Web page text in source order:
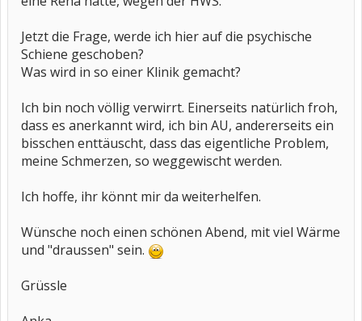
Jetzt die Frage, werde ich hier auf die psychische
Schiene geschoben?
Was wird in so einer Klinik gemacht?
Ich bin noch völlig verwirrt. Einerseits natürlich froh,
dass es anerkannt wird, ich bin AU, andererseits ein
bisschen enttäuscht, dass das eigentliche Problem,
meine Schmerzen, so weggewischt werden.
Ich hoffe, ihr könnt mir da weiterhelfen.
Wünsche noch einen schönen Abend, mit viel Wärme
und "draussen" sein.
Grüssle